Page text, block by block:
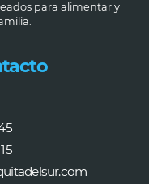
para alimentar y